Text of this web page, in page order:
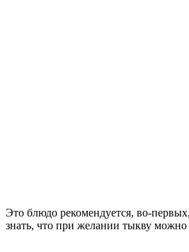
Это блюдо рекомендуется, во-
знать, что при желании тыкву